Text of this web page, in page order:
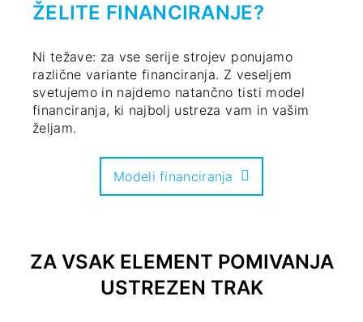
ŽELITE FINANCIRANJE?
Ni težave: za vse serije strojev ponujamo
različne variante financiranja. Z veseljem
svetujemo in najdemo natančno tisti model
financiranja, ki najbolj ustreza vam in vašim
željam.
Modeli financiranja
ZA VSAK ELEMENT POMIVANJA
USTREZEN TRAK